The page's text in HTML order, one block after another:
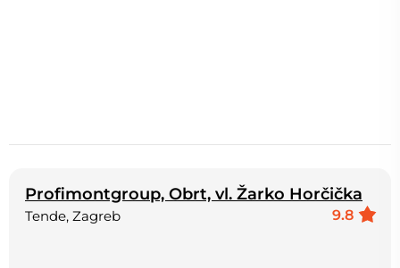
Profimontgroup, Obrt, vl. Žarko Horčička
9.8
Tende, Zagreb